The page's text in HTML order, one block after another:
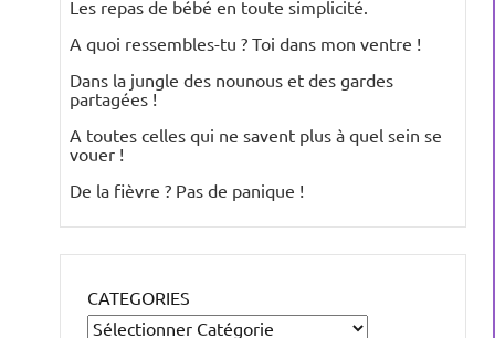
Les repas de bébé en toute simplicité.
A quoi ressembles-tu ? Toi dans mon ventre !
Dans la jungle des nounous et des gardes
partagées !
A toutes celles qui ne savent plus à quel sein se
vouer !
De la fièvre ? Pas de panique !
CATEGORIES